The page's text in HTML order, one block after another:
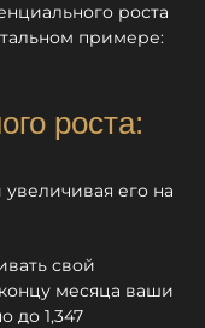
роста
примере:
роста:
его на
свой
месяца ваши
до 1,347